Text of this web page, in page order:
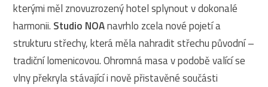
kterými měl znovuzrozený hotel splynout v dokonalé
harmonii. Studio NOAnavrhlo zcela nové pojetí a
strukturu střechy, která měla nahradit střechu původní –
tradiční lomenicovou. Ohromná masa v podobě valící se
vlny překryla stávající i nově přistavěné součásti